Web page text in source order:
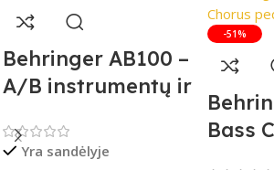
Behringer AB100 –
A/B instrumentų ir
jungiklis
Yra sandėlyje
-51%
Bass